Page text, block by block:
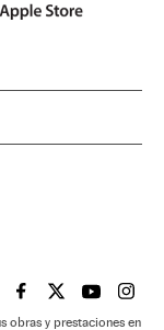
EL PAÍS BRASIL EN
EL PAÍSEL PAÍS
EL
obras y prestaciones en